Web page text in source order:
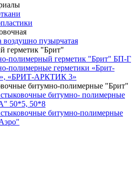
воздушно пузырчатая
герметик "Брит"
полимерный герметик "Брит" БП-Г
полимерные герметики «Брит-
«БРИТ-АРКТИК 3»
битумно-полимерные "Брит"
битумно- полимерные
50*5, 50*8
битумно-полимерные